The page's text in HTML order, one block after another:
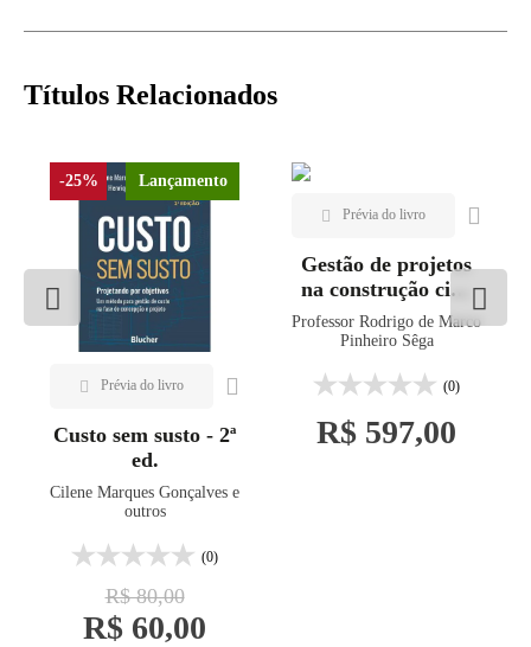
Títulos Relacionados
-25% Lançamento
Custo sem susto - 2ª
ed.
Cilene Marques Gonçalves e
outros
(0)
R$ 80,00
R$ 60,00
Gestão de projetos
na construção civil
com base no
PMBOK®
Professor Rodrigo de Marco
Pinheiro Sêga
(0)
R$ 597,00